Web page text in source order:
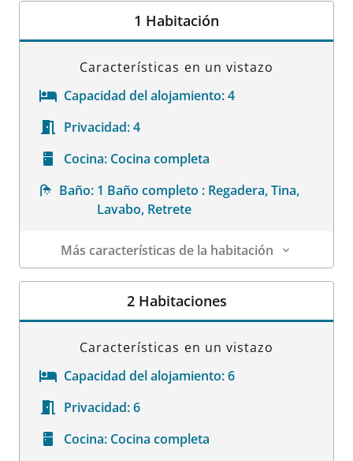
1 Habitación
Características en un vistazo
Capacidad del alojamiento:4
Privacidad:4
Cocina: Cocina completa
Baño: 1 Baño completo : Regadera, Tina,
Lavabo, Retrete
Más características de la habitación
Datos de la habitación
2 Habitaciones
Características en un vistazo
Capacidad del alojamiento:6
Privacidad:6
Cocina: Cocina completa